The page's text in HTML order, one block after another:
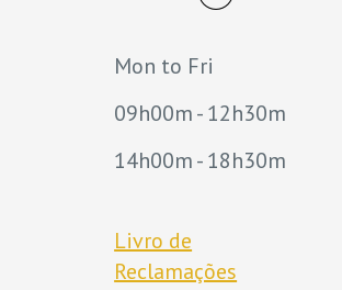
Mon to Fri
09h00m - 12h30m
14h00m - 18h30m
Livro de
Reclamações